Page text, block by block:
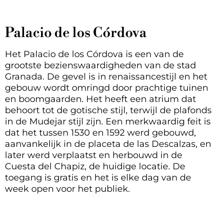
Palacio de los Córdova
Het Palacio de los Córdova is een van de
grootste bezienswaardigheden van de stad
Granada. De gevel is in renaissancestijl en het
gebouw wordt omringd door prachtige tuinen
en boomgaarden. Het heeft een atrium dat
behoort tot de gotische stijl, terwijl de plafonds
in de Mudejar stijl zijn. Een merkwaardig feit is
dat het tussen 1530 en 1592 werd gebouwd,
aanvankelijk in de placeta de las Descalzas, en
later werd verplaatst en herbouwd in de
Cuesta del Chapiz, de huidige locatie. De
toegang is gratis en het is elke dag van de
week open voor het publiek.